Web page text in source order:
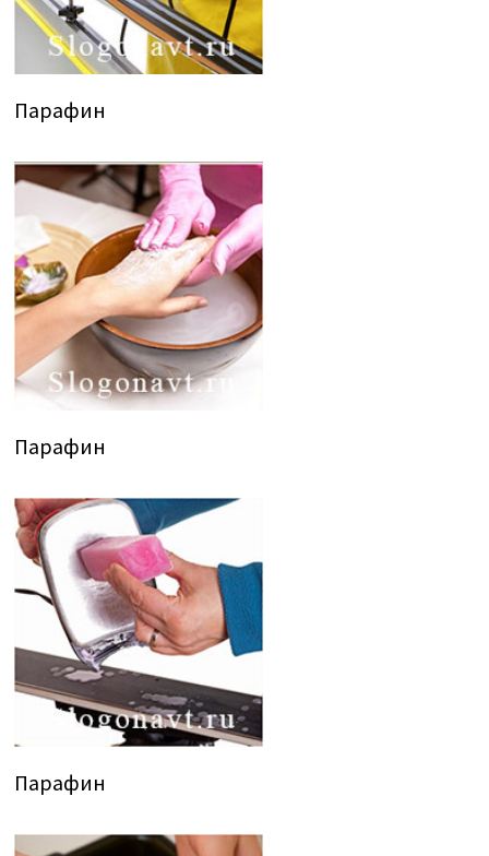
Парафин
Парафин
Парафин